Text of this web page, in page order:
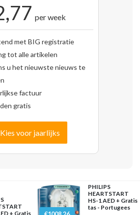
per week
met BIG registratie
tot alle artikelen
u het nieuwste nieuws te
factuur
gratis
Kies voor jaarlijks
+ Gratis
PHILIPS
HEARTSTART
HS-1 AED + Gratis
tas - Portugees